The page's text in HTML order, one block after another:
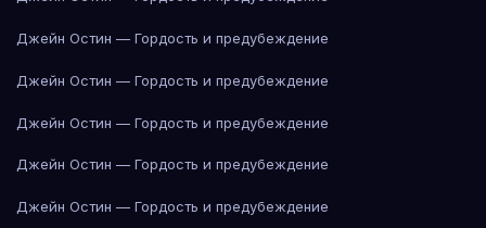
Джейн Остин — Гордость и предубеждение
Джейн Остин — Гордость и предубеждение
Джейн Остин — Гордость и предубеждение
Джейн Остин — Гордость и предубеждение
Джейн Остин — Гордость и предубеждение